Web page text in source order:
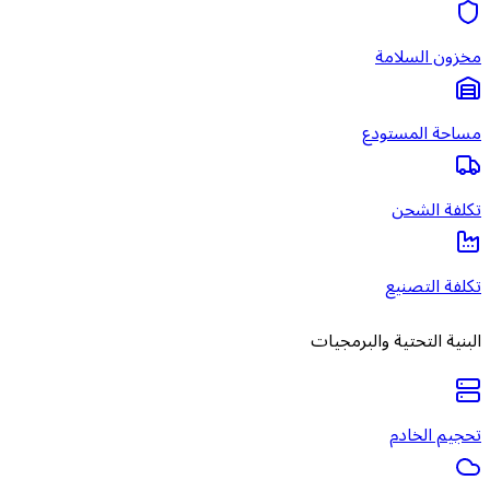
مخزون السلامة
مساحة المستودع
تكلفة الشحن
تكلفة التصنيع
البنية التحتية والبرمجيات
تحجيم الخادم